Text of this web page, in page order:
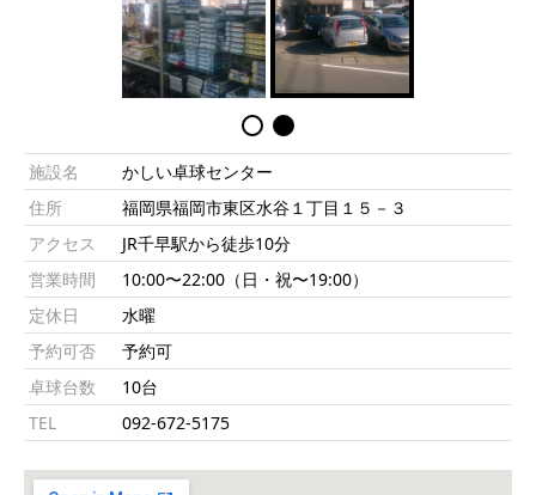
施設名
かしい卓球センター
住所
福岡県福岡市東区水谷１丁目１５－３
アクセス
JR千早駅から徒歩10分
営業時間
10:00〜22:00（日・祝〜19:00）
定休日
水曜
予約可否
予約可
卓球台数
10台
TEL
092-672-5175